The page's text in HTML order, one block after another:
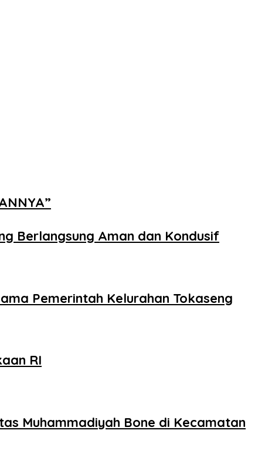
Berlangsung Aman dan Kondusif
Pemerintah Kelurahan Tokaseng
RI
Muhammadiyah Bone di Kecamatan